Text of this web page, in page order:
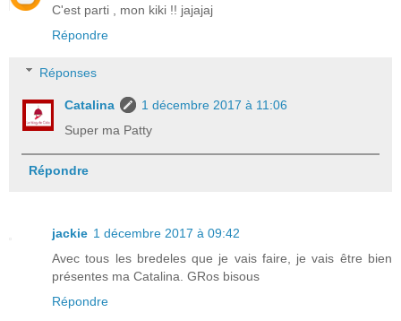
C'est parti , mon kiki !! jajajaj
Répondre
Réponses
Catalina
1 décembre 2017 à 11:06
Super ma Patty
Répondre
jackie 1 décembre 2017 à 09:42
Avec tous les bredeles que je vais faire, je vais être bien
présentes ma Catalina. GRos bisous
Répondre